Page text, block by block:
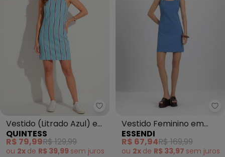
Quintess - Vestido (Litrado
Vestido (Litrado Azul) em
Crepe Plano
QUINTESS
R$ 79,99R$ 129,99
ou 2x de R$ 39,99 sem juros
Vestido Feminino em
Malha (Azul)
ESSENDI
R$ 67,94R$ 169,99
ou 2x de R$ 33,97 sem juros